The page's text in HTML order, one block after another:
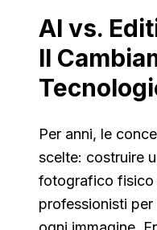
AI vs.
Il
Per anni, le
scelte: costruire
fotografico fisico
professionisti